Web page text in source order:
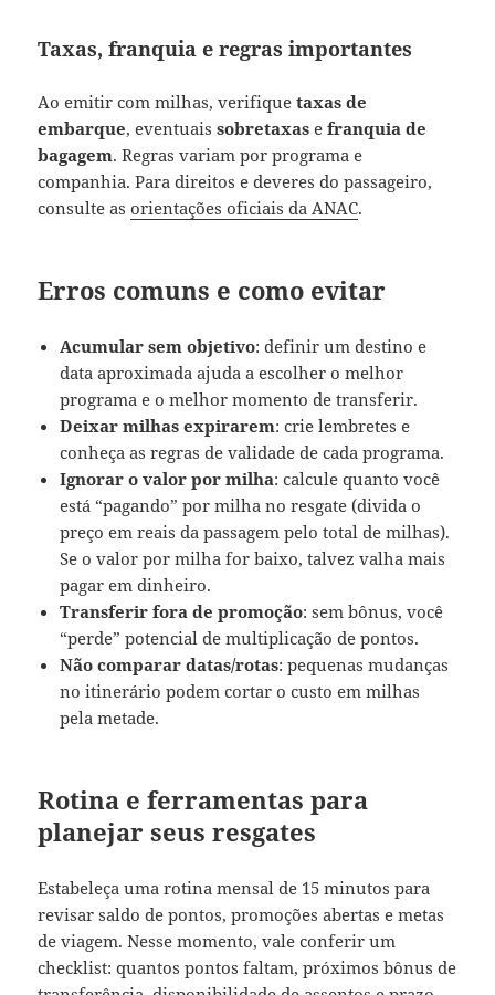
Taxas, franquia e regras importantes
Ao emitir com milhas, verifiquetaxas de
embarque, eventuaissobretaxas efranquia de
bagagem. Regras variam por programa e
companhia. Para direitos e deveres do passageiro,
consulte asorientações oficiais da ANAC.
Erros comuns e como evitar
Acumular sem objetivo: definir um destino e
data aproximada ajuda a escolher o melhor
programa e o melhor momento de transferir.
Deixar milhas expirarem: crie lembretes e
conheça as regras de validade de cada programa.
Ignorar o valor por milha: calcule quanto você
está “pagando” por milha no resgate (divida o
preço em reais da passagem pelo total de milhas).
Se o valor por milha for baixo, talvez valha mais
pagar em dinheiro.
Transferir fora de promoção: sem bônus, você
“perde” potencial de multiplicação de pontos.
Não comparar datas/rotas: pequenas mudanças
no itinerário podem cortar o custo em milhas
pela metade.
Rotina e ferramentas para
planejar seus resgates
Estabeleça uma rotina mensal de 15 minutos para
revisar saldo de pontos, promoções abertas e metas
de viagem. Nesse momento, vale conferir um
checklist: quantos pontos faltam, próximos bônus de